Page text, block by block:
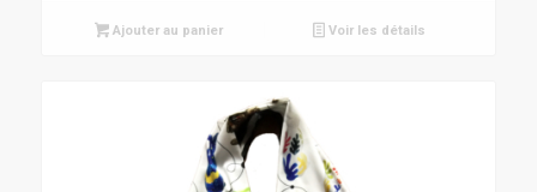
Ajouter au panier Voir les détails